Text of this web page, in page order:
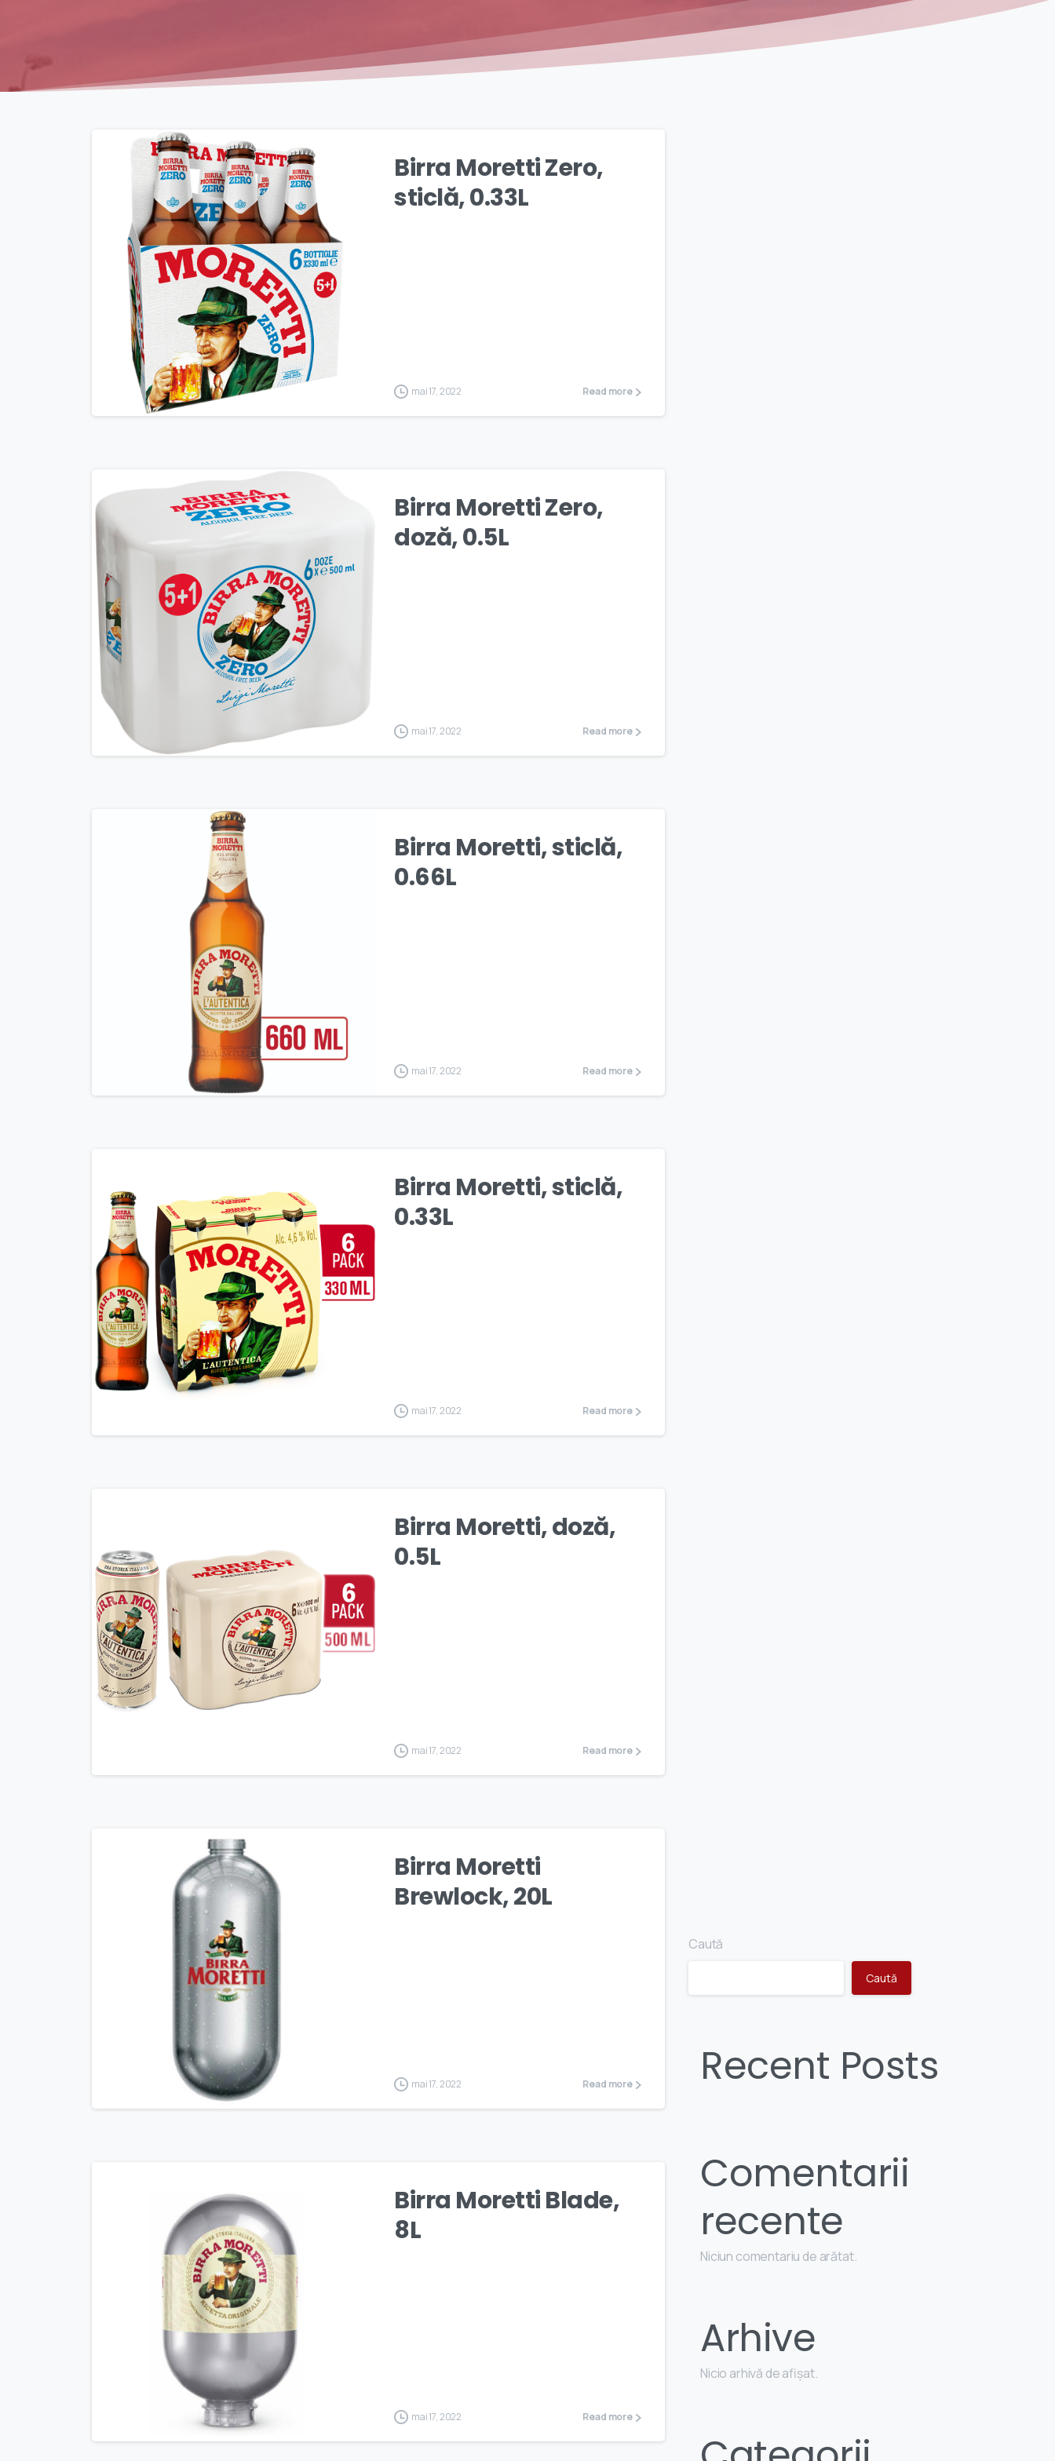
Birra Moretti Zero,
sticlă, 0.33L
mai 17, 2022 Read more
Birra Moretti Zero,
doză, 0.5L
mai 17, 2022 Read more
Birra Moretti, sticlă,
0.66L
mai 17, 2022 Read more
Birra Moretti, sticlă,
0.33L
mai 17, 2022 Read more
Birra Moretti, doză,
0.5L
mai 17, 2022 Read more
Birra Moretti
Brewlock, 20L
mai 17, 2022 Read more
Birra Moretti Blade,
8L
mai 17, 2022 Read more
Caută
Caută
Recent Posts
Comentarii
recente
Niciun comentariu de arătat.
Arhive
Nicio arhivă de afișat.